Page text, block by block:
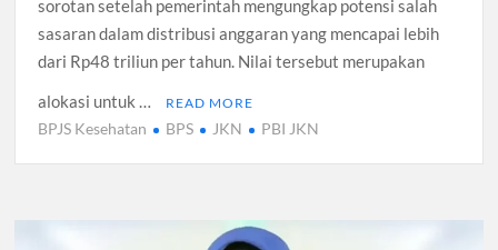
sorotan setelah pemerintah mengungkap potensi salah
sasaran dalam distribusi anggaran yang mencapai lebih
dari Rp48 triliun per tahun. Nilai tersebut merupakan
alokasi untuk …
READ MORE
BPJS Kesehatan BPS JKN PBI JKN